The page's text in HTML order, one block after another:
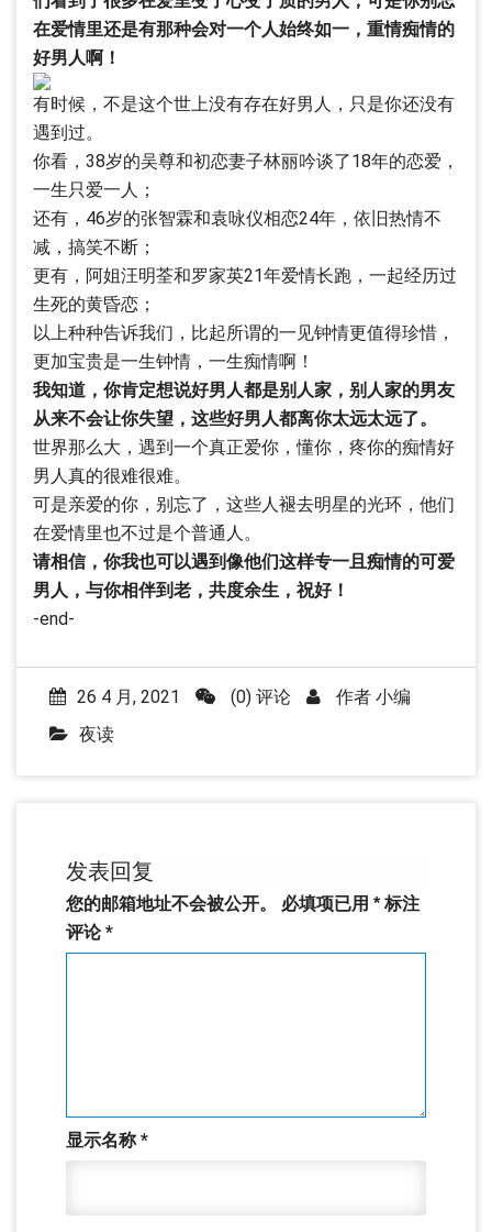
在爱情里还是有那种会对一个人始终如一，重情痴情的
好男人啊！
有时候，不是这个世上没有存在好男人，只是你还没有
遇到过。
你看，38岁的吴尊和初恋妻子林丽吟谈了18年的恋爱，
一生只爱一人；
还有，46岁的张智霖和袁咏仪相恋24年，依旧热情不
减，搞笑不断；
更有，阿姐汪明荃和罗家英21年爱情长跑，一起经历过
生死的黄昏恋；
以上种种告诉我们，比起所谓的一见钟情更值得珍惜，
更加宝贵是一生钟情，一生痴情啊！
我知道，你肯定想说好男人都是别人家，别人家的男友
从来不会让你失望，这些好男人都离你太远太远了。
世界那么大，遇到一个真正爱你，懂你，疼你的痴情好
男人真的很难很难。
可是亲爱的你，别忘了，这些人褪去明星的光环，他们
在爱情里也不过是个普通人。
请相信，你我也可以遇到像他们这样专一且痴情的可爱
男人，与你相伴到老，共度余生，祝好！
-end-
26 4 月, 2021 (0) 评论 作者 小编
夜读
发表回复
您的邮箱地址不会被公开。 必填项已用 * 标注
评论*
显示名称*